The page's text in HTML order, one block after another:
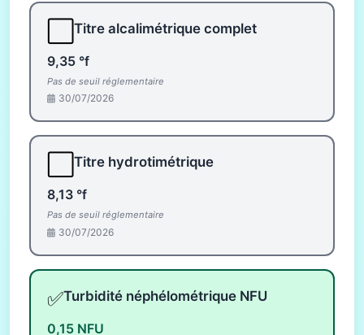
Titre alcalimétrique complet
9,35 °f
Pas de seuil réglementaire
30/07/2026
Titre hydrotimétrique
8,13 °f
Pas de seuil réglementaire
30/07/2026
✅Turbidité néphélométrique NFU
0,15 NFU